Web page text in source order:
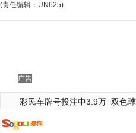
(责任编辑：UN625)
广告
彩民车牌号投注中3.9万 双色